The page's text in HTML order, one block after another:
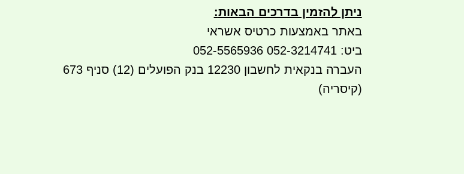
ניתן להזמין בדרכים הבאות:
באתר באמצעות כרטיס אשראי
ביט: 052-3214741 052-5565936
העברה בנקאית לחשבון 12230 בנק הפועלים (12) סניף 673
(קיסריה)